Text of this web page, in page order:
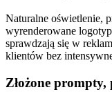
Naturalne oświetlenie,
wyrenderowane
sprawdzają się w
klientów bez
Złożone